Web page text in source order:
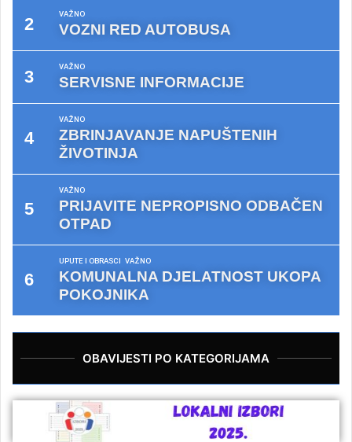
VAŽNO
VOZNI RED AUTOBUSA
VAŽNO
SERVISNE INFORMACIJE
VAŽNO
ZBRINJAVANJE NAPUŠTENIH
ŽIVOTINJA
VAŽNO
PRIJAVITE NEPROPISNO ODBAČEN
OTPAD
UPUTE I OBRASCI VAŽNO
KOMUNALNA DJELATNOST UKOPA
POKOJNIKA
OBAVIJESTI PO KATEGORIJAMA